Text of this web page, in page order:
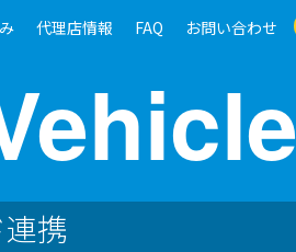
代理店情報 FAQ お問い合わせ
携